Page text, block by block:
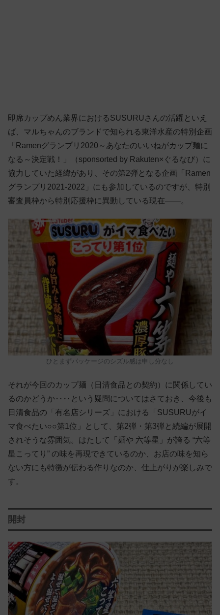
即席カップめん業界におけるSUSURUさんの活躍といえ
ば、マルちゃんのブランドで知られる東洋水産の特別企画
「Ramenグランプリ2020～あなたのいいねがカップ麺に
なる～決定戦！」（sponsorted by Rakuten×ぐるなび）に
協力していた経緯があり、その第2弾となる企画「Ramen
グランプリ2021-2022」にも参加しているのですが、特別
審査員枠から特別応援枠に異動している現在——。
ひとまずパッケージのシズル感は申し分なし
それが今回のカップ麺（日清食品との契約）に関係してい
るのかどうか‥‥という疑問についてはさておき、今後も
日清食品の「有名店シリーズ」における「SUSURUがイ
マ食べたい○○第1位」として、第2弾・第3弾と続編が展開
されそうな雰囲気。はたして「麺や 六等星」が誇る “六等
星こってり” の味を再現できているのか、お店の味を知ら
ない方にも特徴が伝わる作りなのか、仕上がりが楽しみで
す。
開封